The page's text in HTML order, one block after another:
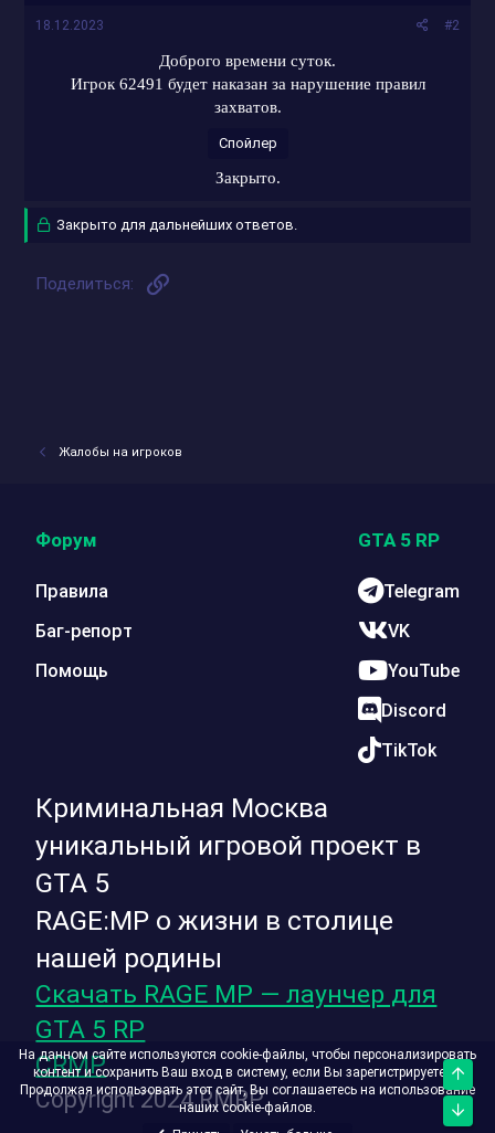
18.12.2023 #2
Доброго времени суток.
Игрок 62491 будет наказан за нарушение правил
захватов.
Спойлер
Закрыто.
Закрыто для дальнейших ответов.
Поделиться:
Жалобы на игроков
Криминальная Москва
уникальный игровой проект в
GTA 5
RAGE:MP о жизни в столице
нашей родины
Скачать RAGE MP — лаунчер для
GTA 5 RP
CRMP
Copyright 2024 RMRP
Форум
Правила
Баг-репорт
Помощь
GTA 5 RP
Telegram
VK
YouTube
Discord
TikTok
На данном сайте используются cookie-файлы, чтобы персонализировать
контент и сохранить Ваш вход в систему, если Вы зарегистрируетесь.
Продолжая использовать этот сайт, Вы соглашаетесь на использование
наших cookie-файлов.
Верх
Низ